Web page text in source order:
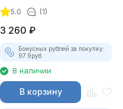
5.0 (1)
3 260 ₽
Бонусных рублей за покупку:
97.9руб.
В наличии
В корзину